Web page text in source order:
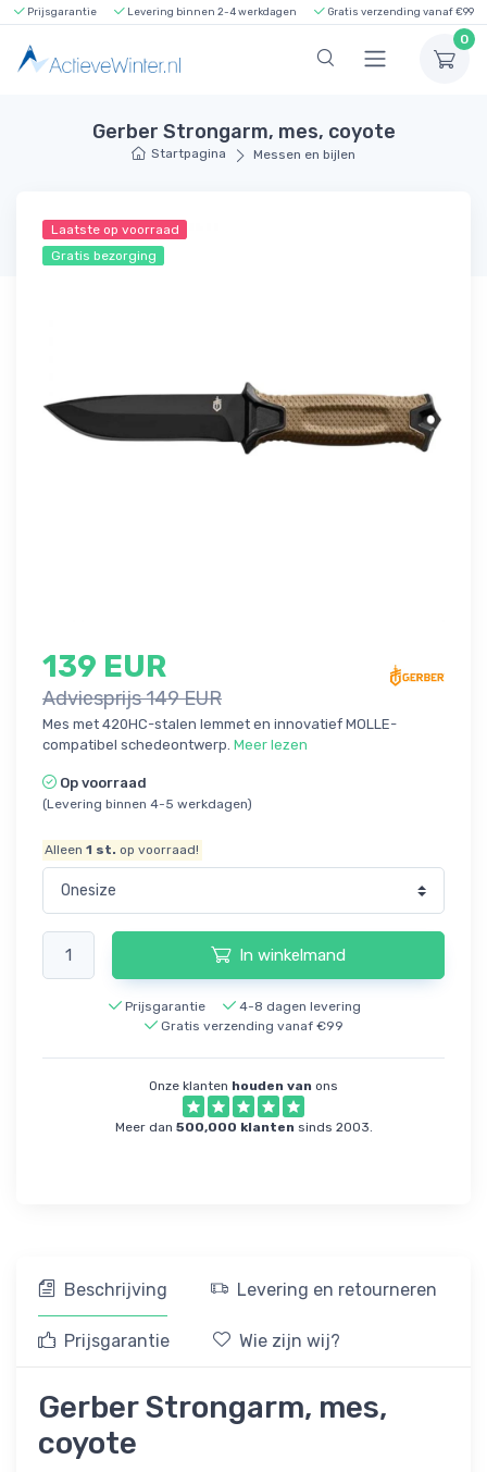
Prijsgarantie Levering binnen 2-4 werkdagen Gratis verzending vanaf €99
0
Gerber Strongarm, mes, coyote
Startpagina Messen en bijlen
Laatste op voorraad
Gratis bezorging
139 EUR
Adviesprijs 149 EUR
Mes met 420HC-stalen lemmet en innovatief MOLLE-
compatibel schedeontwerp. Meer lezen
Op voorraad
(Levering binnen 4-5 werkdagen)
Alleen1 st. op voorraad!
In winkelmand
Prijsgarantie
4-8 dagen levering
Gratis verzending vanaf €99
Onze klanten houden van ons
Meer dan 500,000 klanten sinds 2003.
Beschrijving Levering en retourneren
Prijsgarantie Wie zijn wij?
Gerber Strongarm, mes,
coyote